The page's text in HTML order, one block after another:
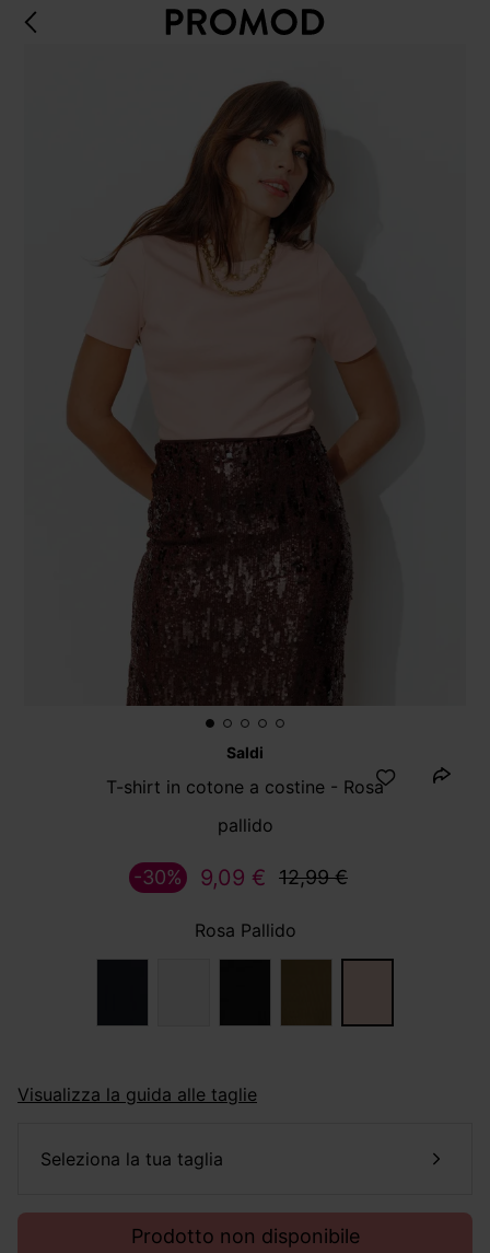
Saldi
T-shirt in cotone a costine - Rosa
pallido
9,09 € 12,99 €
-30%
Rosa Pallido
Visualizza la guida alle taglie
seleziona la tua taglia
Prodotto non disponibile